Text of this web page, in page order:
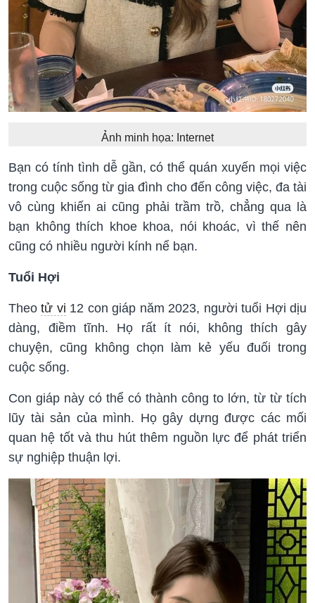
Ảnh minh họa: Internet
Bạn có tính tình dễ gần, có thể quán xuyến mọi việc
trong cuộc sống từ gia đình cho đến công việc, đa tài
vô cùng khiến ai cũng phải trầm trồ, chẳng qua là
bạn không thích khoe khoa, nói khoác, vì thế nên
cũng có nhiều người kính nể bạn.
Tuổi Hợi
Theotử vi 12 con giáp năm 2023, người tuổi Hợi dịu
dàng, điềm tĩnh. Họ rất ít nói, không thích gây
chuyện, cũng không chọn làm kẻ yếu đuối trong
cuộc sống.
Con giáp này có thể có thành công to lớn, từ từ tích
lũy tài sản của mình. Họ gây dựng được các mối
quan hệ tốt và thu hút thêm nguồn lực để phát triển
sự nghiệp thuận lợi.